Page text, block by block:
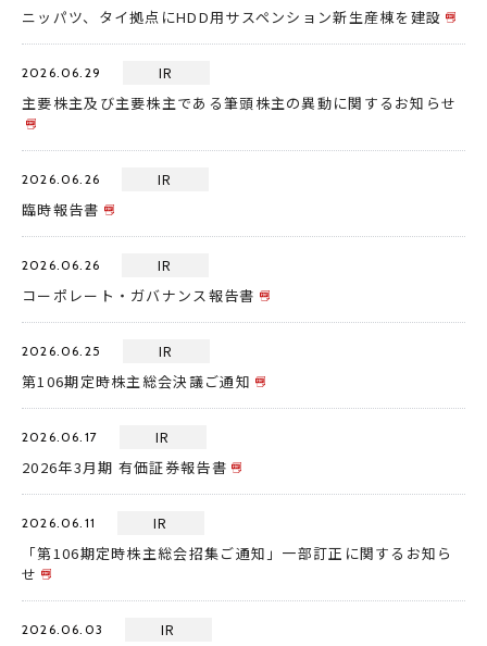
ニッパツ、タイ拠点にHDD用サスペンション新生産棟を建設
2026.06.29 IR
主要株主及び主要株主である筆頭株主の異動に関するお知らせ
2026.06.26 IR
臨時報告書
2026.06.26 IR
コーポレート・ガバナンス報告書
2026.06.25 IR
第106期定時株主総会決議ご通知
2026.06.17 IR
2026年3月期 有価証券報告書
2026.06.11 IR
「第106期定時株主総会招集ご通知」一部訂正に関するお知ら
せ
2026.06.03 IR